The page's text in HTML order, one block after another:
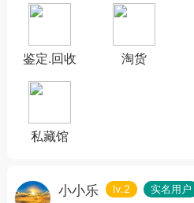
鉴定.回收 淘货
私藏馆
小小乐 lv.2
实名用户